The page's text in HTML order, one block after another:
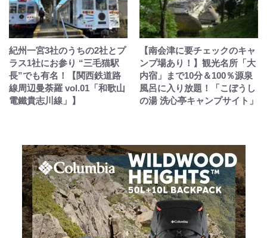
紀州一宮3社のうちの2社とプ
ラス1社にお参り “三毛猫駅
長”でも有名！【関西鉄道路
線周辺曼荼羅 vol.01「和歌山
電鐵貴志川線」】
【南会津に要チェックのキャ
ンプ場あり！】観光名所「大
内宿」まで10分＆100％源泉
風呂に入り放題！「こぼうし
の湯 洗心亭キャンプサイト」